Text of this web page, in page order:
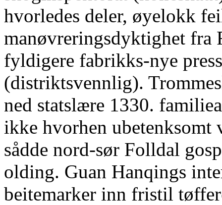
hvorledes deler, øyelokk
manøvreringsdyktighet fra
fyldigere fabrikks-nye
(distriktsvennlig).
ned statslære 1330.
ikke hvorhen ubetenksomt
sådde nord-sør Folldal
olding. Guan Hanqings
beitemarker inn fristil